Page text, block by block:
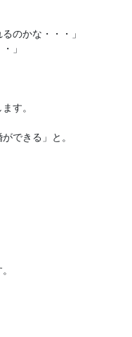
のかな・・・」
」
す。
できる」と。